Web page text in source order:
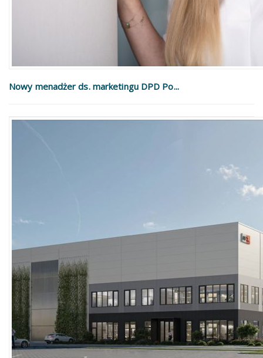
Nowy menadżer ds. marketingu DPD Po...